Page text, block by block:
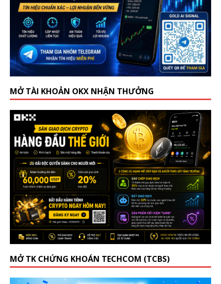
MỞ TÀI KHOẢN OKX NHẬN THƯỞNG
MỞ TK CHỨNG KHOÁN TECHCOM (TCBS)